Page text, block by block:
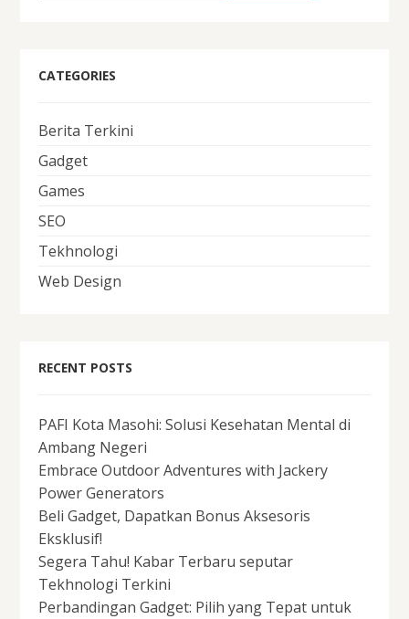
CATEGORIES
Berita Terkini
Gadget
Games
SEO
Tekhnologi
Web Design
RECENT POSTS
PAFI Kota Masohi: Solusi Kesehatan Mental di
Ambang Negeri
Embrace Outdoor Adventures with Jackery
Power Generators
Beli Gadget, Dapatkan Bonus Aksesoris
Eksklusif!
Segera Tahu! Kabar Terbaru seputar
Tekhnologi Terkini
Perbandingan Gadget: Pilih yang Tepat untuk